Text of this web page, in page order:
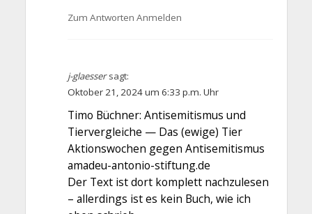
Zum Antworten Anmelden
j-glaesser sagt:
Oktober 21, 2024 um 6:33 p.m. Uhr
Timo Büchner: Antisemitismus und
Tiervergleiche — Das (ewige) Tier
Aktionswochen gegen Antisemitismus
amadeu-antonio-stiftung.de
Der Text ist dort komplett nachzulesen
– allerdings ist es kein Buch, wie ich